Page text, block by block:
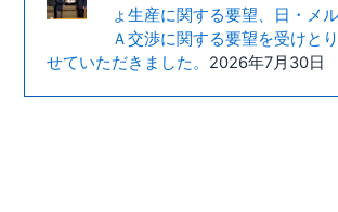
ょ生産に関する要望、日・メ
Ａ交渉に関する要望を受けと
せていただきました。 2026年7月30日